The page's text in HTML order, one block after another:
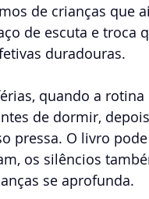
de crianças que
de escuta e troca
duradouras.
quando a
de dormir,
pressa. O livro
os silêncios
se aprofunda.